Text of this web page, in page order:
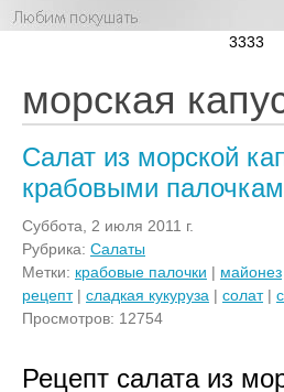
3333
морская
Салат из морской
крабовыми
Суббота, 2 июля 2011 г.
Рубрика: Салаты
Метки: крабовые палочки | майонез
рецепт| сладкая кукуруза | солат|
Просмотров: 12754
Рецепт салата из